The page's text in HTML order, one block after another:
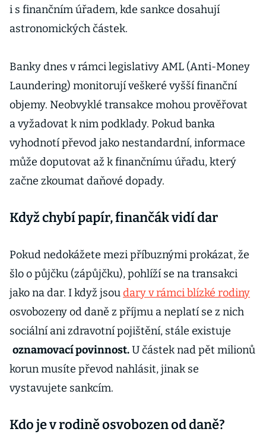
i s finančním úřadem, kde sankce dosahují
astronomických částek.
Banky dnes v rámci legislativy AML (Anti-Money
Laundering) monitorují veškeré vyšší finanční
objemy. Neobvyklé transakce mohou prověřovat
a vyžadovat k nim podklady. Pokud banka
vyhodnotí převod jako nestandardní, informace
může doputovat až k finančnímu úřadu, který
začne zkoumat daňové dopady.
Když chybí papír, finančák vidí dar
Pokud nedokážete mezi příbuznými prokázat, že
šlo o půjčku (zápůjčku), pohlíží se na transakci
jako na dar. I když jsoudary v rámci blízké rodiny
osvobozeny od daně z příjmu a neplatí se z nich
sociální ani zdravotní pojištění, stále existuje
oznamovací povinnost.U částek nad pět milionů
korun musíte převod nahlásit, jinak se
vystavujete sankcím.
Kdo je v rodině osvobozen od daně?